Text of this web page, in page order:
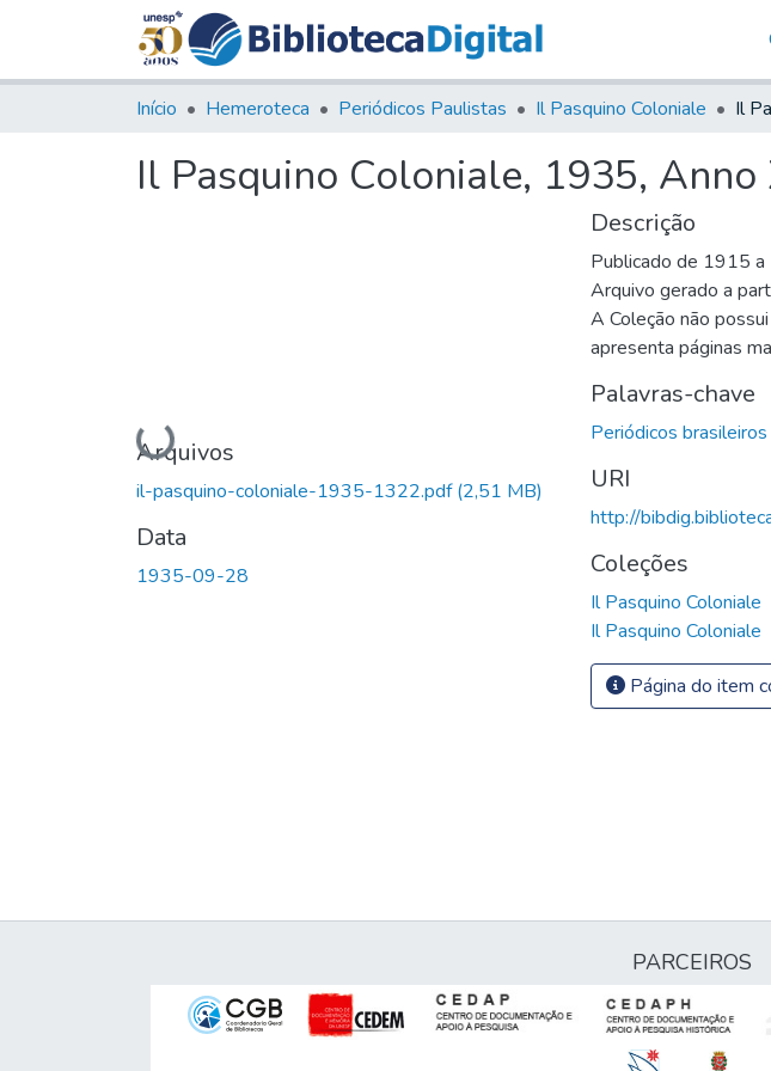
Início Hemeroteca Periódicos Paulistas Il Pasquino Coloniale
Il Pasquino Coloniale, 1935, Anno
Carregando...
Arquivos
il-pasquino-coloniale-1935-1322.pdf(2,51 MB)
Data
1935-09-28
Descrição
Publicado de 1915
Arquivo gerado a
A Coleção não
apresenta páginas
Palavras-chave
Periódicos
URI
http://
Coleções
Il Pasquino Coloniale
Il Pasquino Coloniale
Página do item
PARCEIROS